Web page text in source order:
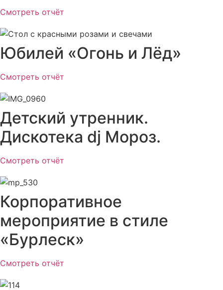
Смотреть отчёт
Юбилей «Огонь и Лёд»
Смотреть отчёт
Детский утренник.
Дискотека dj Мороз.
Смотреть отчёт
Корпоративное
мероприятие в стиле
«Бурлеск»
Смотреть отчёт